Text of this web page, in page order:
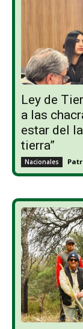
Ley de
a las
estar del
tierra”
Nacionales